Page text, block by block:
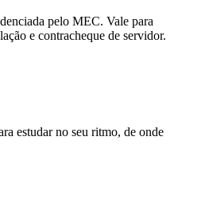
pelo MEC. Vale para
e contracheque de servidor.
estudar no seu ritmo, de onde